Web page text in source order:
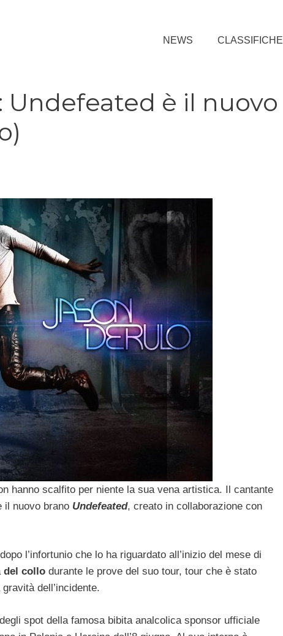
NEWS CLASSIFICHE
Undefeated è il nuovo
hanno scalfito per niente la sua vena artistica. Il cantante
il nuovo brano Undefeated, creato in collaborazione con
l’infortunio che lo ha riguardato all’inizio del mese di
del collo durante le prove del suo tour, tour che è stato
dell’incidente.
spot della famosa bibita analcolica sponsor ufficiale